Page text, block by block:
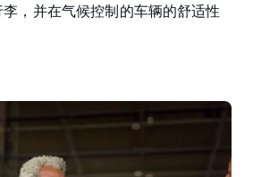
，并在气候控制的车辆的舒适性